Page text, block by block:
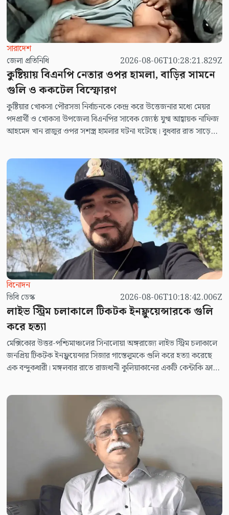
সারাদেশ
জেলা প্রতিনিধি
2026-08-06T10:28:21.829Z
কুষ্টিয়ায় বিএনপি নেতার ওপর হামলা, বাড়ির সামনে
গুলি ও ককটেল বিস্ফোরণ
কুষ্টিয়ার খোকসা পৌরসভা নির্বাচনকে কেন্দ্র করে উত্তেজনার মধ্যে মেয়র
পদপ্রার্থী ও খোকসা উপজেলা বিএনপির সাবেক জ্যেষ্ঠ যুগ্ম আহ্বায়ক নাফিজ
আহমেদ খান রাজুর ওপর সশস্ত্র হামলার ঘটনা ঘটেছে। বুধবার রাত সাড়ে
তিনি। হামলাকারীরা ধারালো অস্ত্র ও লোহার হাতুড়ি দিয়ে তাকে গুরুতর আহত
করার পাশাপাশি বাড়ির সামনে গুলিবর্ষণ ও ককটেলের বিস্ফোরণ ঘটিয়ে
পালিয়ে যায়।
বিনোদন
ভিবি ডেস্ক
2026-08-06T10:18:42.006Z
লাইভ স্ট্রিম চলাকালে টিকটক ইনফ্লুয়েন্সারকে গুলি
করে হত্যা
মেক্সিকোর উত্তর-পশ্চিমাঞ্চলের সিনালোয়া অঙ্গরাজ্যে লাইভ স্ট্রিম চলাকালে
জনপ্রিয় টিকটক ইনফ্লুয়েন্সার সিজার গাস্তেলুমকে গুলি করে হত্যা করেছে
এক বন্দুকধারী। মঙ্গলবার রাতে রাজধানী কুলিয়াকানের একটি কেন্টাকি ফ্রাইড
প্রাথমিক ধারণা, হত্যাকাণ্ডটি কার্টেল-সংশ্লিষ্ট সহিংসতার সঙ্গে জড়িত, যদিও
এখনো কোনো নির্দিষ্ট গোষ্ঠীকে দায়ী করা হয়নি।